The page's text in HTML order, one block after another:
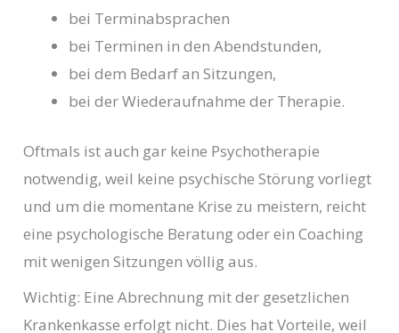
bei Terminabsprachen
bei Terminen in den Abendstunden,
bei dem Bedarf an Sitzungen,
bei der Wiederaufnahme der Therapie.
Oftmals ist auch gar keine Psychotherapie
notwendig, weil keine psychische Störung vorliegt
und um die momentane Krise zu meistern, reicht
eine psychologische Beratung oder ein Coaching
mit wenigen Sitzungen völlig aus.
Wichtig: Eine Abrechnung mit der gesetzlichen
Krankenkasse erfolgt nicht. Dies hat Vorteile, weil